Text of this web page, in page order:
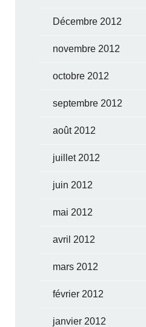
Décembre 2012
novembre 2012
octobre 2012
septembre 2012
août 2012
juillet 2012
juin 2012
mai 2012
avril 2012
mars 2012
février 2012
janvier 2012